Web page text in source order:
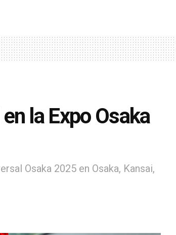
la Expo Osaka
Osaka 2025 en Osaka, Kansai,